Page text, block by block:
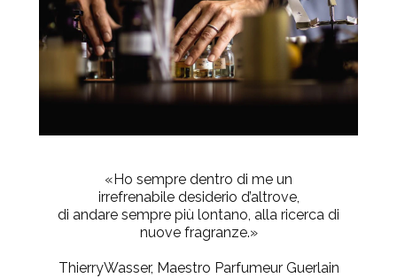
«Ho sempre dentro di me un
irrefrenabile desiderio d’altrove,
di andare sempre più lontano, alla ricerca di
nuove fragranze.»
ThierryWasser, Maestro Parfumeur Guerlain